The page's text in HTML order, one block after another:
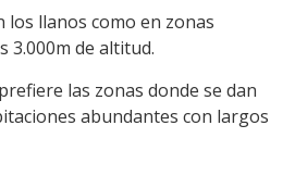
los llanos como en zonas
3.000m de altitud.
las zonas donde se dan
abundantes con largos